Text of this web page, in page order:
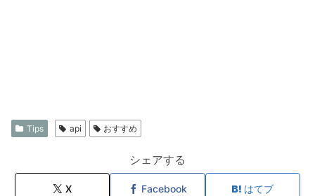
Tips api おすすめ
シェアする
X Facebook はてブ